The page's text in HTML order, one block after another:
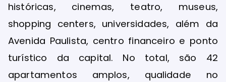
históricas, cinemas, teatro, museus,
shopping centers, universidades, além da
Avenida Paulista, centro financeiro e ponto
turístico da capital. No total, são 42
apartamentos amplos, qualidade no